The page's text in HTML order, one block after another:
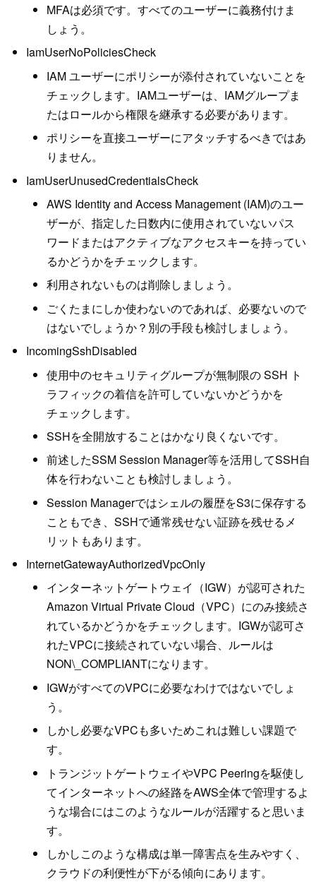
MFAは必須です。すべてのユーザーに義務付けま
しょう。
IamUserNoPoliciesCheck
IAM ユーザーにポリシーが添付されていないことを
チェックします。IAMユーザーは、IAMグループま
たはロールから権限を継承する必要があります。
ポリシーを直接ユーザーにアタッチするべきではあ
りません。
IamUserUnusedCredentialsCheck
AWS Identity and Access Management (IAM)のユー
ザーが、指定した日数内に使用されていないパス
ワードまたはアクティブなアクセスキーを持ってい
るかどうかをチェックします。
利用されないものは削除しましょう。
ごくたまにしか使わないのであれば、必要ないので
はないでしょうか？別の手段も検討しましょう。
IncomingSshDisabled
使用中のセキュリティグループが無制限の SSH ト
ラフィックの着信を許可していないかどうかを
チェックします。
SSHを全開放することはかなり良くないです。
前述したSSM Session Manager等を活用してSSH自
体を行わないことも検討しましょう。
Session Managerではシェルの履歴をS3に保存する
こともでき、SSHで通常残せない証跡を残せるメ
リットもあります。
InternetGatewayAuthorizedVpcOnly
インターネットゲートウェイ（IGW）が認可された
Amazon Virtual Private Cloud（VPC）にのみ接続さ
れているかどうかをチェックします。IGWが認可さ
れたVPCに接続されていない場合、ルールは
NON\_COMPLIANTになります。
IGWがすべてのVPCに必要なわけではないでしょ
う。
しかし必要なVPCも多いためこれは難しい課題で
す。
トランジットゲートウェイやVPC Peeringを駆使し
てインターネットへの経路をAWS全体で管理するよ
うな場合にはこのようなルールが活躍すると思いま
す。
しかしこのような構成は単一障害点を生みやすく、
クラウドの利便性が下がる傾向にあります。